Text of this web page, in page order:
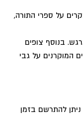
על ספרי התורה,
בנוסף צופים
המוקרנים על גבי
להתרשם בזמן